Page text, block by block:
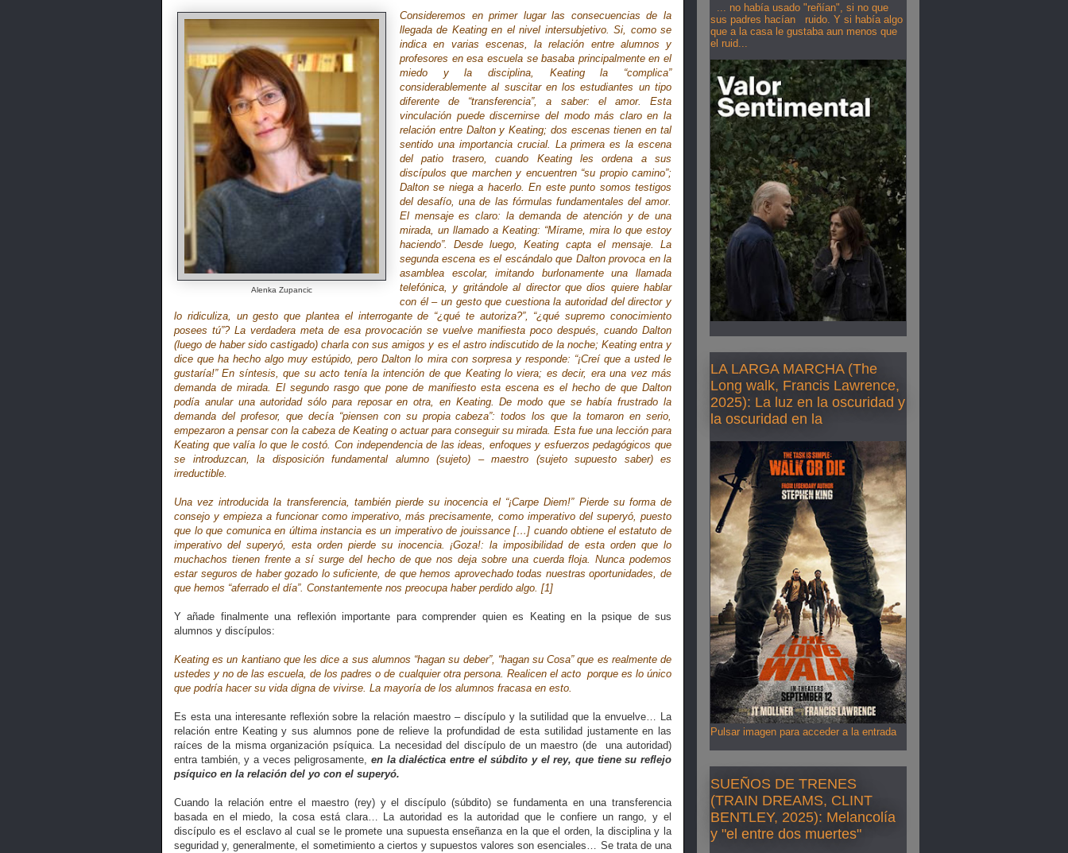
Alenka Zupancic
Consideremos en primer lugar las consecuencias de la
llegada de Keating en el nivel intersubjetivo. Si, como se
indica en varias escenas, la relación entre alumnos y
profesores en esa escuela se basaba principalmente en el
miedo y la disciplina, Keating la “complica”
considerablemente al suscitar en los estudiantes un tipo
diferente de “transferencia”, a saber: el amor. Esta
vinculación puede discernirse del modo más claro en la
relación entre Dalton y Keating; dos escenas tienen en tal
sentido una importancia crucial. La primera es la escena
del patio trasero, cuando Keating les ordena a sus
discípulos que marchen y encuentren “su propio camino”;
Dalton se niega a hacerlo. En este punto somos testigos
del desafío, una de las fórmulas fundamentales del amor.
El mensaje es claro: la demanda de atención y de una
mirada, un llamado a Keating: “Mírame, mira lo que estoy
haciendo”. Desde luego, Keating capta el mensaje. La
segunda escena es el escándalo que Dalton provoca en la
asamblea escolar, imitando burlonamente una llamada
telefónica, y gritándole al director que dios quiere hablar
con él – un gesto que cuestiona la autoridad del director y
lo ridiculiza, un gesto que plantea el interrogante de “¿qué te autoriza?”, “¿qué supremo conocimiento
posees tú”? La verdadera meta de esa provocación se vuelve manifiesta poco después, cuando Dalton
(luego de haber sido castigado) charla con sus amigos y es el astro indiscutido de la noche; Keating entra y
dice que ha hecho algo muy estúpido, pero Dalton lo mira con sorpresa y responde: “¡Creí que a usted le
gustaría!” En síntesis, que su acto tenía la intención de que Keating lo viera; es decir, era una vez más
demanda de mirada. El segundo rasgo que pone de manifiesto esta escena es el hecho de que Dalton
podía anular una autoridad sólo para reposar en otra, en Keating. De modo que se había frustrado la
demanda del profesor, que decía “piensen con su propia cabeza”: todos los que la tomaron en serio,
empezaron a pensar con la cabeza de Keating o actuar para conseguir su mirada. Esta fue una lección para
Keating que valía lo que le costó. Con independencia de las ideas, enfoques y esfuerzos pedagógicos que
se introduzcan, la disposición fundamental alumno (sujeto) – maestro (sujeto supuesto saber) es
irreductible.
Una vez introducida la transferencia, también pierde su inocencia el “¡Carpe Diem!” Pierde su forma de
consejo y empieza a funcionar como imperativo, más precisamente, como imperativo del superyó, puesto
que lo que comunica en última instancia es un imperativo de jouissance […] cuando obtiene el estatuto de
imperativo del superyó, esta orden pierde su inocencia. ¡Goza!: la imposibilidad de esta orden que lo
muchachos tienen frente a sí surge del hecho de que nos deja sobre una cuerda floja. Nunca podemos
estar seguros de haber gozado lo suficiente, de que hemos aprovechado todas nuestras oportunidades, de
que hemos “aferrado el día”. Constantemente nos preocupa haber perdido algo. [1]
Y añade finalmente una reflexión importante para comprender quien es Keating en la psique de sus
alumnos y discípulos:
Keating es un kantiano que les dice a sus alumnos “hagan su deber”, “hagan su Cosa” que es realmente de
ustedes y no de las escuela, de los padres o de cualquier otra persona. Realicen el acto porque es lo único
que podría hacer su vida digna de vivirse. La mayoría de los alumnos fracasa en esto.
Es esta una interesante reflexión sobre la relación maestro – discípulo y la sutilidad que la envuelve… La
relación entre Keating y sus alumnos pone de relieve la profundidad de esta sutilidad justamente en las
raíces de la misma organización psíquica. La necesidad del discípulo de un maestro (de
una autoridad)
entra también, y a veces peligrosamente, en la dialéctica entre el súbdito y el rey, que tiene su reflejo
psíquico en la relación del yo con el superyó.
Cuando la relación entre el maestro (rey) y el discípulo (súbdito) se fundamenta en una transferencia
basada en el miedo, la cosa está clara… La autoridad es la autoridad que le confiere un rango, y el
discípulo es el esclavo al cual se le promete una supuesta enseñanza en la que el orden, la disciplina y la
seguridad y, generalmente, el sometimiento a ciertos y supuestos valores son esenciales… Se trata de una
... no había usado "reñían", si no que
sus padres hacían ruido. Y si había algo
que a la casa le gustaba aun menos que
el ruid...
LA LARGA MARCHA (The
Long walk, Francis Lawrence,
2025): La luz en la oscuridad y
la oscuridad en la
Pulsar imagen para acceder a la entrada
SUEÑOS DE TRENES
(TRAIN DREAMS, CLINT
BENTLEY, 2025): Melancolía
y "el entre dos muertes"